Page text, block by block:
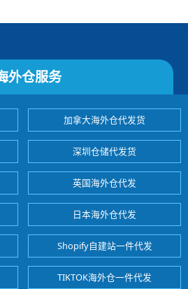
外仓服务
加拿大海外仓代发货
深圳仓储代发货
英国海外仓代发
日本海外仓代发
Shopify自建站一件代发
TIKTOK海外仓一件代发